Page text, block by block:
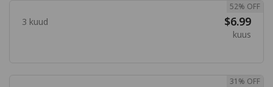
3 kuud $6.99
kuus
52% OFF
31% OFF